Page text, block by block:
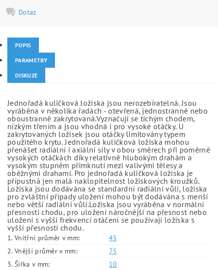
Dotaz
POPIS
PARAMETRY
DISKUZE
Jednořadá kuličková ložiska jsou nerozebíratelná. Jsou
vyráběna v několika řadách - otevřená, jednostranně nebo
oboustranně zakrytovaná.Vyznačují se tichým chodem,
nízkým třením a jsou vhodná i pro vysoké otáčky. U
zakrytovaných ložisek jsou otáčky limitovány typem
použitého krytu. Jednořadá kuličková ložiska mohou
přenášet radiální i axiální síly v obou směrech při poměrně
vysokých otáčkách díky relativně hlubokým drahám a
vysokým stupněm přimknutí mezi valivými tělesy a
oběžnými drahami. Pro jednořadá kuličková ložiska je
přípustná jen malá naklopitelnost ložiskových kroužků.
Ložiska jsou dodávána se standardní radiální vůlí, ložiska
pro zvláštní případy uložení mohou být dodávána s menší
nebo větší radiální vůlí.Ložiska jsou vyráběna v normální
přesnosti chodu, pro uložení náročnější na přesnost nebo
uložení s vyšší frekvencí otáčení se používají ložiska s
vyšší přesností chodu.
1. Vnitřní průměr v mm:
45
2. Vnější průměr v mm:
75
3. Šířka v mm:
10